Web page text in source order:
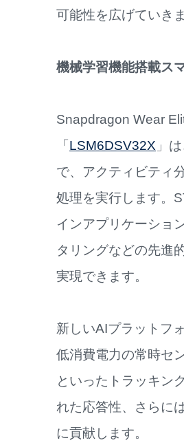
可能性を広げていき
機械学習機能搭載ス
Snapdragon Wear
「 LSM6DSV32X 」
で、アクティビティ
処理を実行します。
インアプリケーショ
タリングなどの先進
実現できます。
新しいAIプラットフ
低消費電力の常時セ
といったトラッキン
れた応答性、さらに
に貢献します。